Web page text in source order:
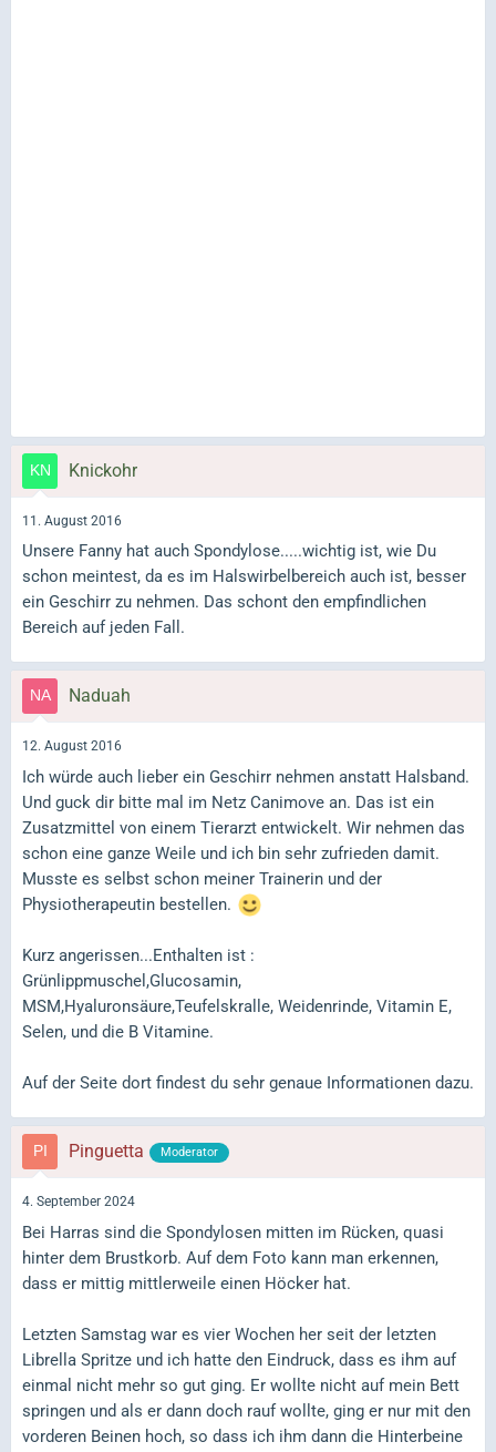
Knickohr
11. August 2016
Unsere Fanny hat auch Spondylose.....wichtig ist, wie Du
schon meintest, da es im Halswirbelbereich auch ist, besser
ein Geschirr zu nehmen. Das schont den empfindlichen
Bereich auf jeden Fall.
Naduah
12. August 2016
Ich würde auch lieber ein Geschirr nehmen anstatt Halsband.
Und guck dir bitte mal im Netz Canimove an. Das ist ein
Zusatzmittel von einem Tierarzt entwickelt. Wir nehmen das
schon eine ganze Weile und ich bin sehr zufrieden damit.
Musste es selbst schon meiner Trainerin und der
Physiotherapeutin bestellen.
Kurz angerissen...Enthalten ist :
Grünlippmuschel,Glucosamin,
MSM,Hyaluronsäure,Teufelskralle, Weidenrinde, Vitamin E,
Selen, und die B Vitamine.
Auf der Seite dort findest du sehr genaue Informationen dazu.
Pinguetta Moderator
4. September 2024
Bei Harras sind die Spondylosen mitten im Rücken, quasi
hinter dem Brustkorb. Auf dem Foto kann man erkennen,
dass er mittig mittlerweile einen Höcker hat.
Letzten Samstag war es vier Wochen her seit der letzten
Librella Spritze und ich hatte den Eindruck, dass es ihm auf
einmal nicht mehr so gut ging. Er wollte nicht auf mein Bett
springen und als er dann doch rauf wollte, ging er nur mit den
vorderen Beinen hoch, so dass ich ihm dann die Hinterbeine